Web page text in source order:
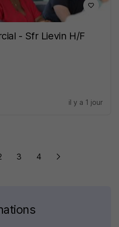
- Sfr Lievin H/F
il y a 1 jour
3 4